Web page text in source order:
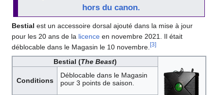
hors du canon.
Bestial est un accessoire dorsal ajouté dans la mise à jour
pour les 20 ans de la licence en novembre 2021. Il était
déblocable dans le Magasin le 10 novembre. [3]
Bestial (The Beast)
Conditions
Déblocable dans le Magasin
pour 3 points de saison.